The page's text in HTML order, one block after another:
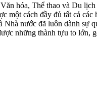
hóa, Thể thao và Du
một cách đầy đủ tất cả
nước đã luôn dành sự
những thành tựu to lớn,